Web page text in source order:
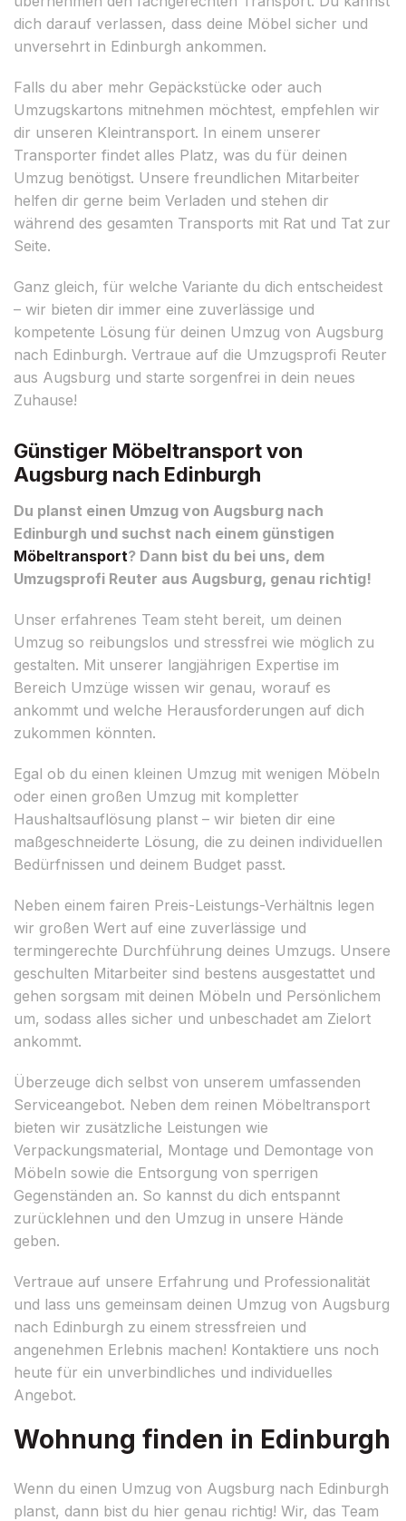
dich darauf verlassen, dass deine Möbel sicher und
unversehrt in Edinburgh ankommen.
Falls du aber mehr Gepäckstücke oder auch
Umzugskartons mitnehmen möchtest, empfehlen wir
dir unseren Kleintransport. In einem unserer
Transporter findet alles Platz, was du für deinen
Umzug benötigst. Unsere freundlichen Mitarbeiter
helfen dir gerne beim Verladen und stehen dir
während des gesamten Transports mit Rat und Tat zur
Seite.
Ganz gleich, für welche Variante du dich entscheidest
– wir bieten dir immer eine zuverlässige und
kompetente Lösung für deinen Umzug von Augsburg
nach Edinburgh. Vertraue auf die Umzugsprofi Reuter
aus Augsburg und starte sorgenfrei in dein neues
Zuhause!
Günstiger Möbeltransport von
Augsburg nach Edinburgh
Du planst einen Umzug von Augsburg nach
Edinburgh und suchst nach einem günstigen
Möbeltransport? Dann bist du bei uns, dem
Umzugsprofi Reuter aus Augsburg, genau richtig!
Unser erfahrenes Team steht bereit, um deinen
Umzug so reibungslos und stressfrei wie möglich zu
gestalten. Mit unserer langjährigen Expertise im
Bereich Umzüge wissen wir genau, worauf es
ankommt und welche Herausforderungen auf dich
zukommen könnten.
Egal ob du einen kleinen Umzug mit wenigen Möbeln
oder einen großen Umzug mit kompletter
Haushaltsauflösung planst – wir bieten dir eine
maßgeschneiderte Lösung, die zu deinen individuellen
Bedürfnissen und deinem Budget passt.
Neben einem fairen Preis-Leistungs-Verhältnis legen
wir großen Wert auf eine zuverlässige und
termingerechte Durchführung deines Umzugs. Unsere
geschulten Mitarbeiter sind bestens ausgestattet und
gehen sorgsam mit deinen Möbeln und Persönlichem
um, sodass alles sicher und unbeschadet am Zielort
ankommt.
Überzeuge dich selbst von unserem umfassenden
Serviceangebot. Neben dem reinen Möbeltransport
bieten wir zusätzliche Leistungen wie
Verpackungsmaterial, Montage und Demontage von
Möbeln sowie die Entsorgung von sperrigen
Gegenständen an. So kannst du dich entspannt
zurücklehnen und den Umzug in unsere Hände
geben.
Vertraue auf unsere Erfahrung und Professionalität
und lass uns gemeinsam deinen Umzug von Augsburg
nach Edinburgh zu einem stressfreien und
angenehmen Erlebnis machen! Kontaktiere uns noch
heute für ein unverbindliches und individuelles
Angebot.
Wohnung finden in Edinburgh
Wenn du einen Umzug von Augsburg nach Edinburgh
planst, dann bist du hier genau richtig! Wir, das Team